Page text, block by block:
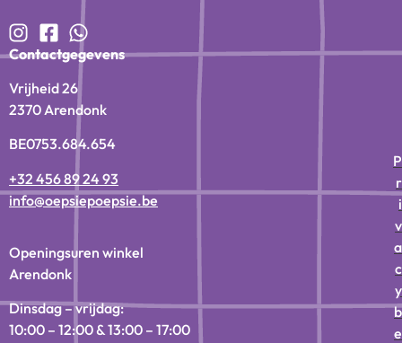
Contactgegevens
Vrijheid 26
2370 Arendonk
BE0753.684.654
+32 456 89 24 93
info@oepsiepoepsie.be
Openingsuren winkel
Arendonk
Dinsdag – vrijdag:
10:00 – 12:00 & 13:00 – 17:00
P
r
i
v
a
c
y
b
e